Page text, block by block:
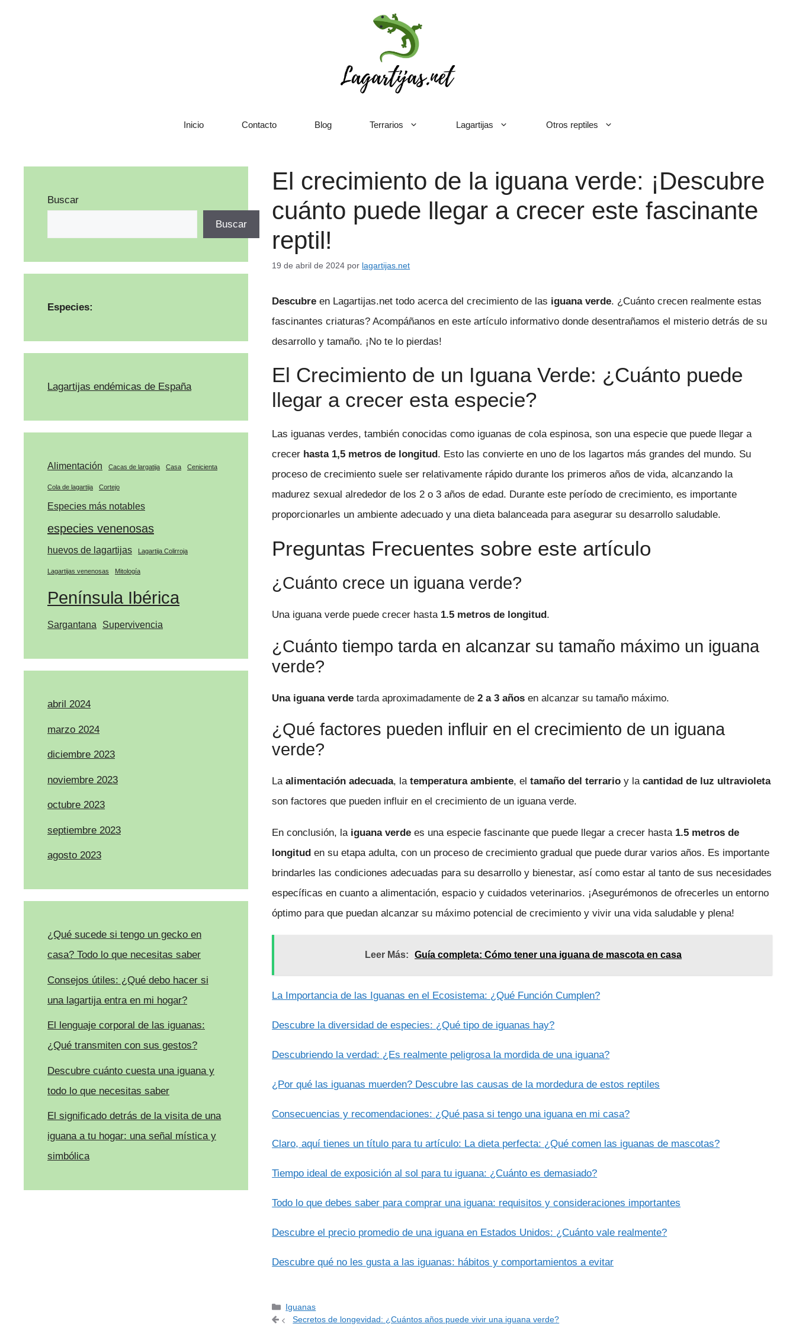
Inicio Contacto Blog Terrarios Lagartijas Otros reptiles
El crecimiento de la iguana verde: ¡Descubre
cuánto puede llegar a crecer este fascinante
reptil!
19 de abril de 2024 por lagartijas.net
Descubre en Lagartijas.net todo acerca del crecimiento de las iguana verde. ¿Cuánto crecen realmente estas
fascinantes criaturas? Acompáñanos en este artículo informativo donde desentrañamos el misterio detrás de su
desarrollo y tamaño. ¡No te lo pierdas!
El Crecimiento de un Iguana Verde: ¿Cuánto puede
llegar a crecer esta especie?
Las iguanas verdes, también conocidas como iguanas de cola espinosa, son una especie que puede llegar a
crecer hasta 1,5 metros de longitud . Esto las convierte en uno de los lagartos más grandes del mundo. Su
proceso de crecimiento suele ser relativamente rápido durante los primeros años de vida, alcanzando la
madurez sexual alrededor de los 2 o 3 años de edad. Durante este período de crecimiento, es importante
proporcionarles un ambiente adecuado y una dieta balanceada para asegurar su desarrollo saludable.
Preguntas Frecuentes sobre este artículo
¿Cuánto crece un iguana verde?
Una iguana verde puede crecer hasta1.5 metros de longitud.
¿Cuánto tiempo tarda en alcanzar su tamaño máximo un iguana
verde?
Una iguana verde tarda aproximadamente de2 a 3 años en alcanzar su tamaño máximo.
¿Qué factores pueden influir en el crecimiento de un iguana
verde?
Laalimentación adecuada, latemperatura ambiente, eltamaño del terrario y lacantidad de luz ultravioleta
son factores que pueden influir en el crecimiento de un iguana verde.
En conclusión, la iguana verde es una especie fascinante que puede llegar a crecer hasta 1.5 metros de
longitud en su etapa adulta, con un proceso de crecimiento gradual que puede durar varios años. Es importante
brindarles las condiciones adecuadas para su desarrollo y bienestar, así como estar al tanto de sus necesidades
específicas en cuanto a alimentación, espacio y cuidados veterinarios. ¡Asegurémonos de ofrecerles un entorno
óptimo para que puedan alcanzar su máximo potencial de crecimiento y vivir una vida saludable y plena!
Leer Más: Guía completa: Cómo tener una iguana de mascota en casa
La Importancia de las Iguanas en el Ecosistema: ¿Qué Función Cumplen?
Descubre la diversidad de especies: ¿Qué tipo de iguanas hay?
Descubriendo la verdad: ¿Es realmente peligrosa la mordida de una iguana?
¿Por qué las iguanas muerden? Descubre las causas de la mordedura de estos reptiles
Consecuencias y recomendaciones: ¿Qué pasa si tengo una iguana en mi casa?
Claro, aquí tienes un título para tu artículo: La dieta perfecta: ¿Qué comen las iguanas de mascotas?
Tiempo ideal de exposición al sol para tu iguana: ¿Cuánto es demasiado?
Todo lo que debes saber para comprar una iguana: requisitos y consideraciones importantes
Descubre el precio promedio de una iguana en Estados Unidos: ¿Cuánto vale realmente?
Descubre qué no les gusta a las iguanas: hábitos y comportamientos a evitar
Categorías
Iguanas
Secretos de longevidad: ¿Cuántos años puede vivir una iguana verde?
Buscar
Buscar
Especies:
Lagartijas endémicas de España
Alimentación Cacas de largatija Casa Cenicienta
Cola de lagartija Cortejo
Especies más notables
especies venenosas
huevos de lagartijas Lagartija Colirroja
Lagartijas venenosas Mitología
Península Ibérica
Sargantana Supervivencia
abril 2024
marzo 2024
diciembre 2023
noviembre 2023
octubre 2023
septiembre 2023
agosto 2023
¿Qué sucede si tengo un gecko en
casa? Todo lo que necesitas saber
Consejos útiles: ¿Qué debo hacer si
una lagartija entra en mi hogar?
El lenguaje corporal de las iguanas:
¿Qué transmiten con sus gestos?
Descubre cuánto cuesta una iguana y
todo lo que necesitas saber
El significado detrás de la visita de una
iguana a tu hogar: una señal mística y
simbólica